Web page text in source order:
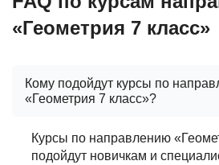
«Геометрия 7 класс»
Кому подойдут курсы по
«Геометрия 7 класс»?
Курсы по направлению
подойдут новичкам и